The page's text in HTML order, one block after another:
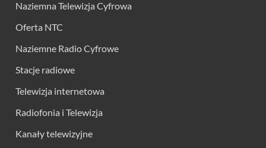
Naziemna Telewizja Cyfrowa
Oferta NTC
Naziemne Radio Cyfrowe
Stacje radiowe
Telewizja internetowa
Radiofonia i Telewizja
Kanały telewizyjne